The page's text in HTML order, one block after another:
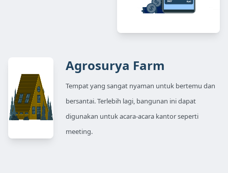
Agrosurya Farm
Tempat yang sangat nyaman untuk bertemu dan
bersantai. Terlebih lagi, bangunan ini dapat
digunakan untuk acara-acara kantor seperti
meeting.